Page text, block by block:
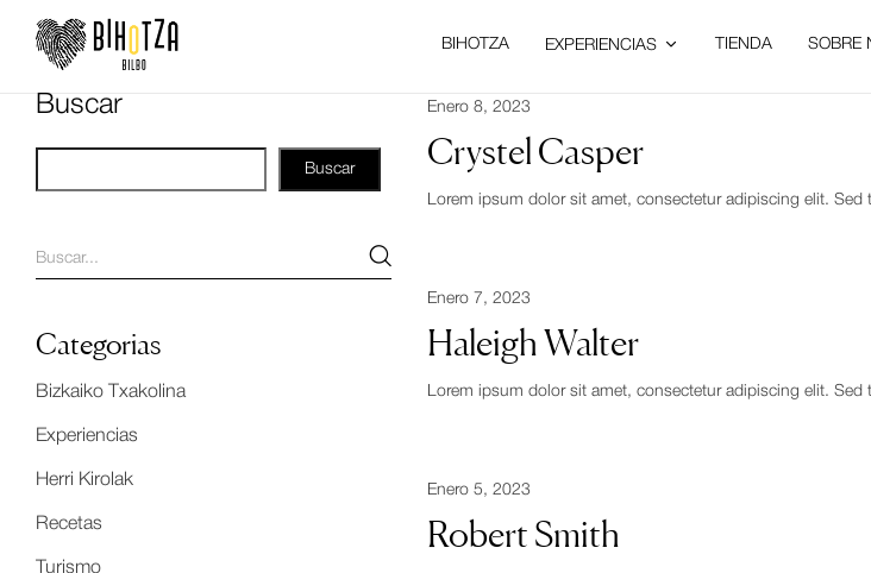
BIHOTZA EXPERIENCIAS TIENDA SOBRE
Buscar
Buscar
Categorias
Bizkaiko Txakolina
Experiencias
Herri Kirolak
Recetas
Turismo
Enero 8, 2023
Crystel Casper
Lorem ipsum dolor sit amet, consectetur adipiscing elit.
Enero 7, 2023
Haleigh Walter
Lorem ipsum dolor sit amet, consectetur adipiscing elit.
Enero 5, 2023
Robert Smith